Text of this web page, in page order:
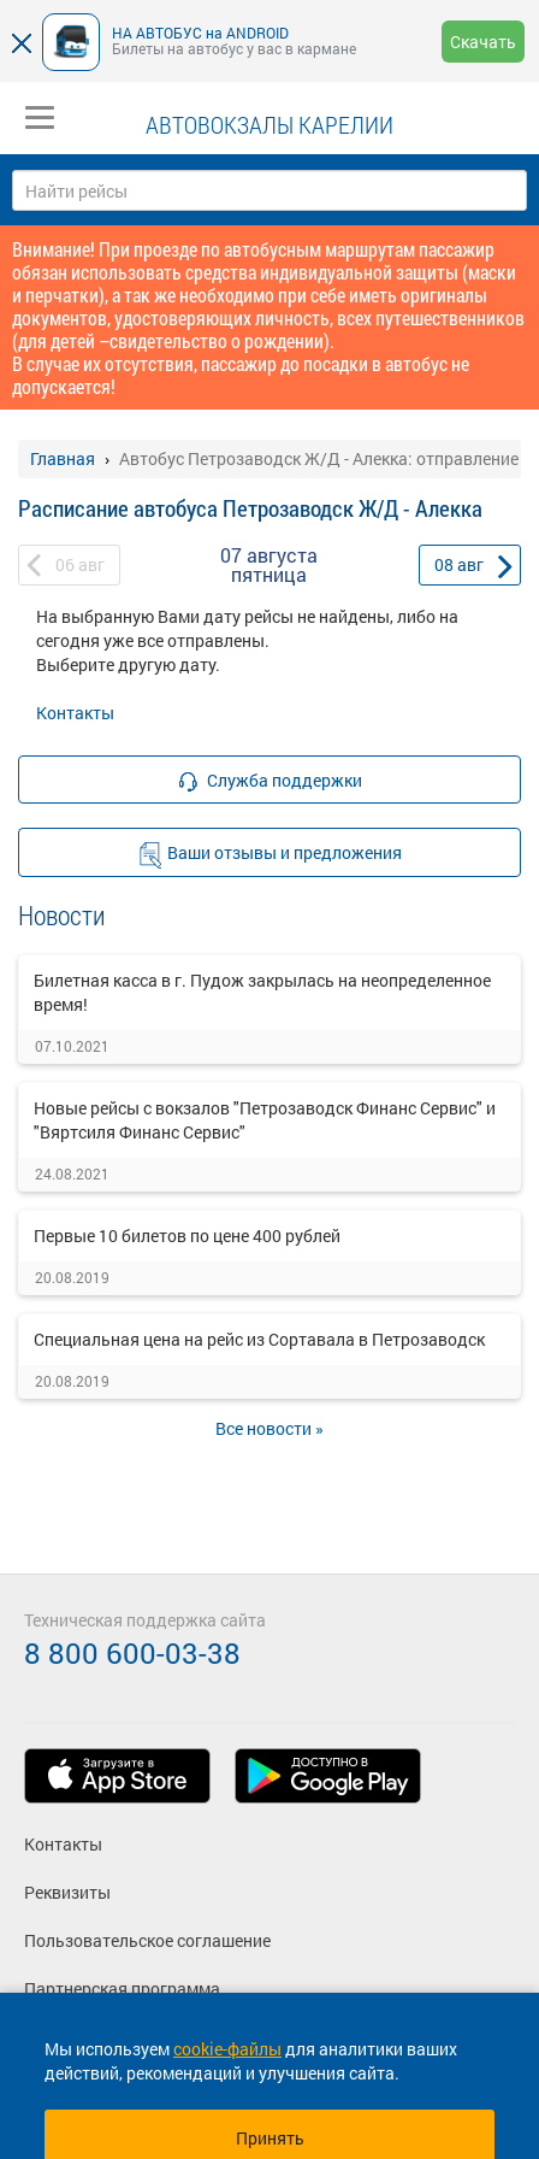
НА АВТОБУС на ANDROID
Билеты на автобус у вас в кармане
Скачать
АВТОВОКЗАЛЫ КАРЕЛИИ
Внимание! При проезде по автобусным маршрутам пассажир
обязан использовать средства индивидуальной защиты (маски
и перчатки), а так же необходимо при себе иметь оригиналы
документов, удостоверяющих личность, всех путешественников
(для детей –свидетельство о рождении).
В случае их отсутствия, пассажир до посадки в автобус не
допускается!
Главная Автобус Петрозаводск Ж/Д - Алекка: отправление
Расписание автобуса Петрозаводск Ж/Д - Алекка
06 авг 07 августа
пятница 08 авг
На выбранную Вами дату рейсы не найдены, либо на
сегодня уже все отправлены.
Выберите другую дату.
Контакты
Служба поддержки
Ваши отзывы и предложения
Новости
Билетная касса в г. Пудож закрылась на неопределенное
время!
07.10.2021
Новые рейсы с вокзалов "Петрозаводск Финанс Сервис" и
"Вяртсиля Финанс Сервис"
24.08.2021
Первые 10 билетов по цене 400 рублей
20.08.2019
Специальная цена на рейс из Сортавала в Петрозаводск
20.08.2019
Все новости »
Мы используемcookie-файлы для аналитики ваших
действий, рекомендаций и улучшения сайта.
Принять
Контакты
Реквизиты
Пользовательское соглашение
Партнерская программа
Политика конфиденциальности
Согласие на маркетинговые сообщения
Техническая поддержка сайта
8 800 600-03-38